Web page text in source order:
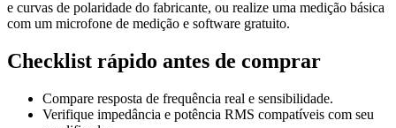
e curvas de polaridade do fabricante, ou realize uma medição básica
com um microfone de medição e software gratuito.
Checklist rápido antes de comprar
Compare resposta de frequência real e sensibilidade.
Verifique impedância e potência RMS compatíveis com seu